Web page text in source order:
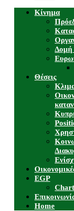
Κίνημα
Δομή
Θέσεις
EGP
Home